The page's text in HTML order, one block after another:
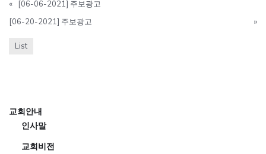
«
[06-06-2021] 주보광고
[06-20-2021] 주보광고
»
List
교회안내
인사말
교회비전